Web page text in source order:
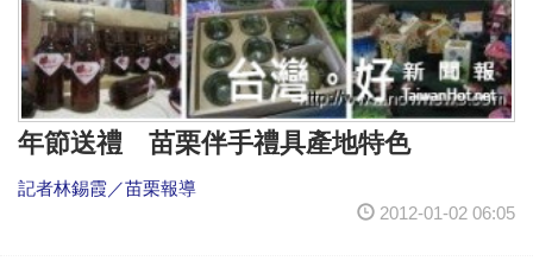
年節送禮 苗栗伴手禮具產地特色
記者林錫霞／苗栗報導
2012-01-02 06:05